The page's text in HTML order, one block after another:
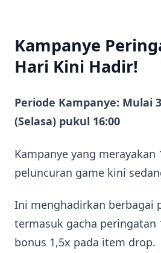
Kampanye
Hari Kini Hadir!
Periode Kampanye: Mulai
(Selasa) pukul 16:00
Kampanye yang merayakan
peluncuran game kini
Ini menghadirkan berbagai
termasuk gacha peringatan
bonus 1,5x pada item drop.